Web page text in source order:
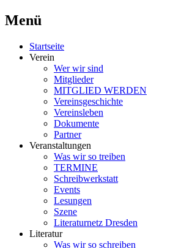
Menü
Zum
Inhalt
Startseite
Verein
Wer wir sind
Mitglieder
MITGLIED WERDEN
Vereinsgeschichte
Vereinsleben
Dokumente
Partner
Veranstaltungen
Was wir so treiben
TERMINE
Schreibwerkstatt
Events
Lesungen
Szene
Literaturnetz Dresden
Literatur
Was wir so schreiben